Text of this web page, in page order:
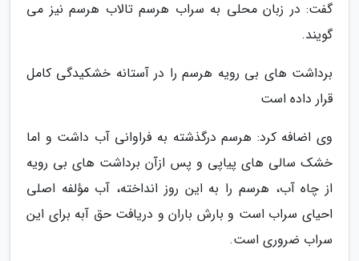
گفت: در زبان محلی به سراب هرسم تالاب هرسم نیز می
گویند.
برداشت های بی رویه هرسم را در آستانه خشکیدگی کامل
قرار داده است
وی اضافه کرد: هرسم درگذشته به فراوانی آب داشت و اما
خشک سالی های پیاپی و پس ازآن برداشت های بی رویه
از چاه آب، هرسم را به این روز انداخته، آب مؤلفه اصلی
احیای سراب است و بارش باران و دریافت حق آبه برای این
سراب ضروری است.